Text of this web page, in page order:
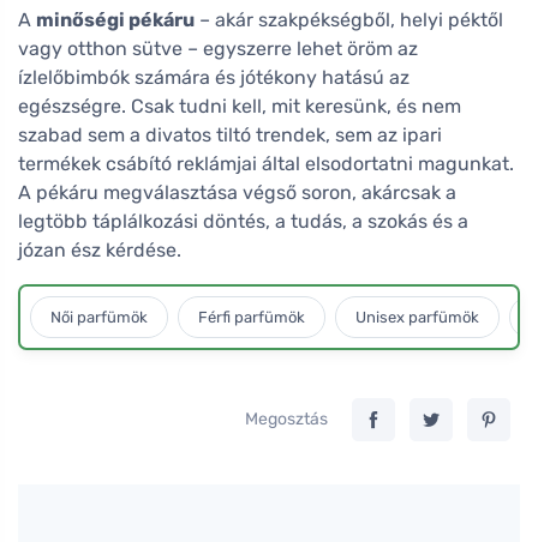
A minőségi pékáru – akár szakpékségből, helyi péktől
vagy otthon sütve – egyszerre lehet öröm az
ízlelőbimbók számára és jótékony hatású az
egészségre. Csak tudni kell, mit keresünk, és nem
szabad sem a divatos tiltó trendek, sem az ipari
termékek csábító reklámjai által elsodortatni magunkat.
A pékáru megválasztása végső soron, akárcsak a
legtöbb táplálkozási döntés, a tudás, a szokás és a
józan ész kérdése.
Női parfümök Férfi parfümök Unisex parfümök
Megosztás